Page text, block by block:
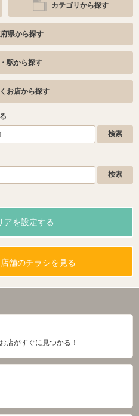
カテゴリから探す
県から探す
駅から探す
お店から探す
アを設定する
舗のチラシを見る
店がすぐに見つかる！